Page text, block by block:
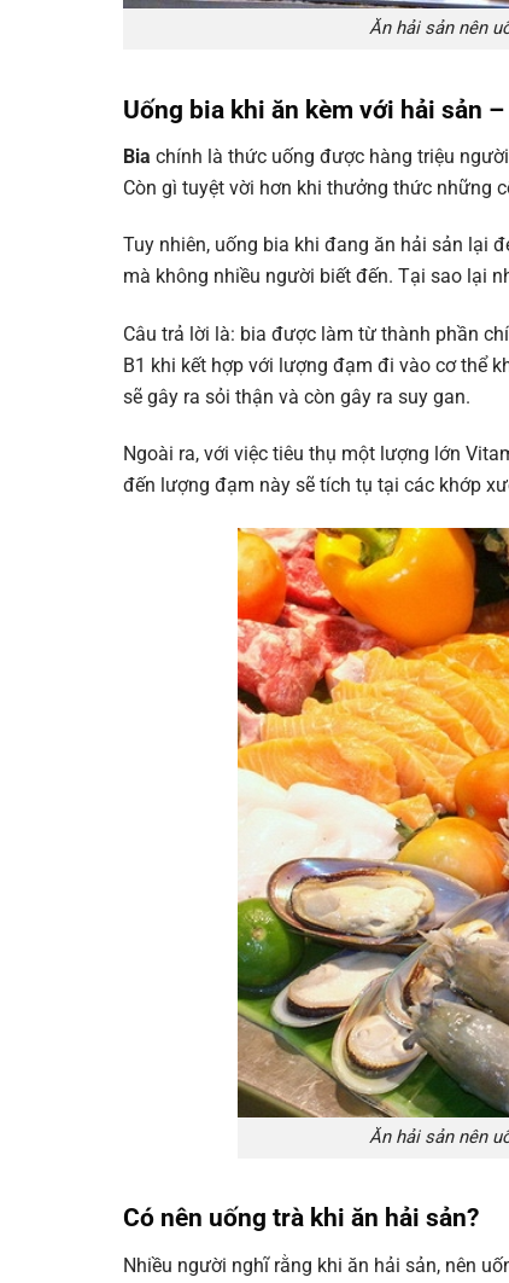
Ăn hải sản nên
Uống bia khi ăn kèm với hải sản
Bia chính là thức uống được hàng triệu
Còn gì tuyệt vời hơn khi thưởng thức những
Tuy nhiên, uống bia khi đang ăn hải sản lại
mà không nhiều người biết đến. Tại sao lại
Câu trả lời là: bia được làm từ thành phần
B1 khi kết hợp với lượng đạm đi vào cơ thể
sẽ gây ra sỏi thận và còn gây ra suy gan.
Ngoài ra, với việc tiêu thụ một lượng lớn
đến lượng đạm này sẽ tích tụ tại các khớp
Ăn hải sản nên
Có nên uống trà khi ăn hải sản?
Nhiều người nghĩ rằng khi ăn hải sản, nên